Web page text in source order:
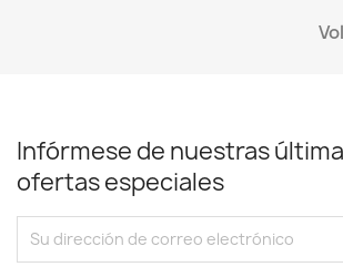
Infórmese de nuestras
ofertas especiales